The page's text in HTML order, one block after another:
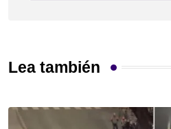
Lea también